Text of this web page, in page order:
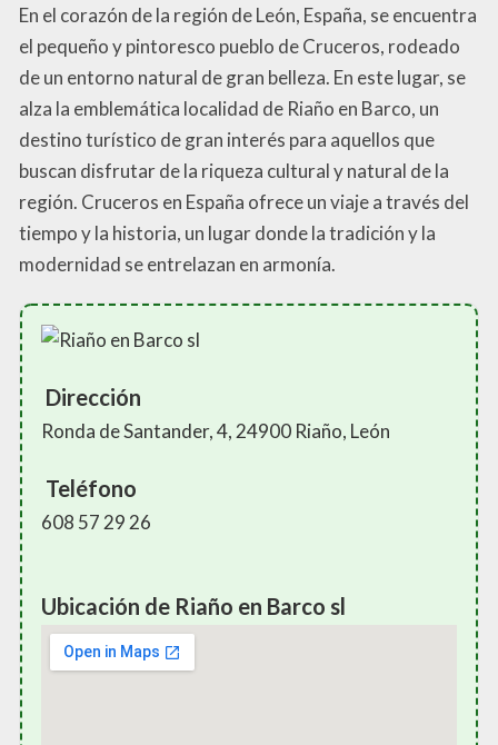
En el corazón de la región de León, España, se encuentra
el pequeño y pintoresco pueblo de Cruceros, rodeado
de un entorno natural de gran belleza. En este lugar, se
alza la emblemática localidad de Riaño en Barco, un
destino turístico de gran interés para aquellos que
buscan disfrutar de la riqueza cultural y natural de la
región. Cruceros en España ofrece un viaje a través del
tiempo y la historia, un lugar donde la tradición y la
modernidad se entrelazan en armonía.
Dirección
Ronda de Santander, 4, 24900 Riaño, León
Teléfono
608 57 29 26
Ubicación de Riaño en Barco sl